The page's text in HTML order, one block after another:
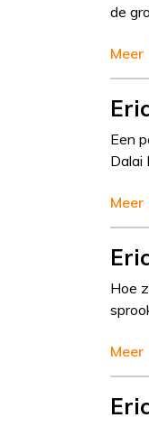
de
Meer
Een
Dalai
Meer
Hoe
Meer